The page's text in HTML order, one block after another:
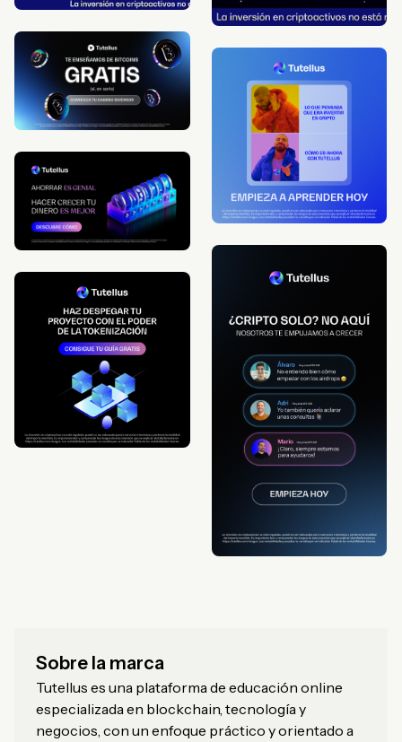
Sobre la marca
Tutellus es una plataforma de educación online
especializada en blockchain, tecnología y
negocios, con un enfoque práctico y orientado a